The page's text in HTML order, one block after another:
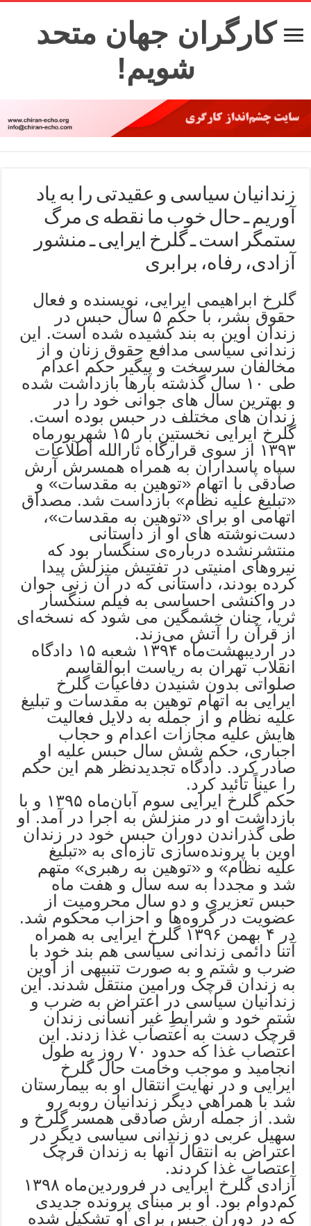
کارگران جهان متحد
شویم!
زندانیان سیاسی و عقیدتی را به یاد
آوریم ـ حال خوب ما نقطه ی مرگ
ستمگر است ـ گلرخ ایرایی ـ منشور
آزادی، رفاه، برابری
گلرخ ابراهیمی ایرایی، نویسنده و فعال
حقوق بشر، با حکم ۵ سال حبس در
زندان اوین به بند کشیده شده است. این
زندانی سیاسی مدافع حقوق زنان و از
مخالفان سرسخت و پیگیر حکم اعدام
طی ۱۰ سال گذشته بارها بازداشت شده
و بهترین سال های جوانی خود را در
زندان های مختلف در حبس بوده است.
گلرخ ایرایی نخستین بار ۱۵ شهریورماه
۱۳۹۳ از سوی قرارگاه ثارالله اطلاعات
سپاه پاسداران به همراه همسرش آرش
صادقی با اتهام «توهین به مقدسات» و
«تبلیغ علیه نظام» بازداست شد. مصداق
اتهامی او برای «توهین به مقدسات»،
دست‌نوشته های او از داستانی
منتشرنشده درباره‌ی سنگسار بود که
نیروهای امنیتی در تفتیش منزلش پیدا
کرده بودند، داستانی‌‌ که در آن زنی جوان
در واکنشی احساسی به فیلم سنگسار
ثریا، چنان خشمگین می شود که نسخه‌ای
از قرآن را آتش می‌‌زند.
در اردیبهشت‌ماه ۱۳۹۴ شعبه ۱۵ دادگاه
انقلاب تهران به ریاست ابوالقاسم
صلواتی بدون شنیدن دفاعیات گلرخ
ایرایی به اتهام توهین به مقدسات و تبلیغ
علیه نظام و از جمله به دلایل فعالیت‌
هایش علیه مجازات اعدام و حجاب
اجباری، حکم شش سال حبس علیه او
صادر کرد. دادگاه تجدیدنظر هم این حکم
را عیناً تائید کرد.
حکم گلرخ ایرایی سوم آبان‌ماه ۱۳۹۵ و با
بازداشت او در منزلش به اجرا در آمد. او
طی گذراندن دوران حبس خود در زندان
اوین با پرونده‌سازی تازه‌ای به «تبلیغ
علیه نظام» و «توهین به رهبری» متهم
شد و مجددا به سه سال و هفت ماه
حبس تعزیری و دو سال محرومیت از
عضویت در گروه‌ها و احزاب محکوم شد.
در ۴ بهمن ۱۳۹۶ گلرخ ایرایی به همراه
آتنا دائمی زندانی سیاسی هم بند خود با
ضرب و شتم و به صورت تنبیهی از اوین
به زندان قرچک ورامین منتقل شدند. این
زندانیان سیاسی در اعتراض به ضرب و
شتم خود و شرایطِ غیر انسانی زندان
قرچک دست به اعتصاب غذا زدند. این
اعتصاب غذا که حدود ۷۰ روز به طول
انجامید و موجب وخامت حال گلرخ
ایرایی و در نهایت انتقال او به بیمارستان
شد با همراهی دیگر زندانیان روبه رو
شد. از جمله آرش صادقی همسر گلرخ و
سهیل عربی دو زندانی سیاسی دیگر در
اعتراض به انتقال آنها به زندان قرچک
اعتصاب غذا کردند.
آزادی‌ گلرخ ایرایی در فروردین‌ماه ۱۳۹۸
کم‌دوام بود. او بر مبنای پرونده جدیدی
که در دوران حبس برای او تشکیل شده